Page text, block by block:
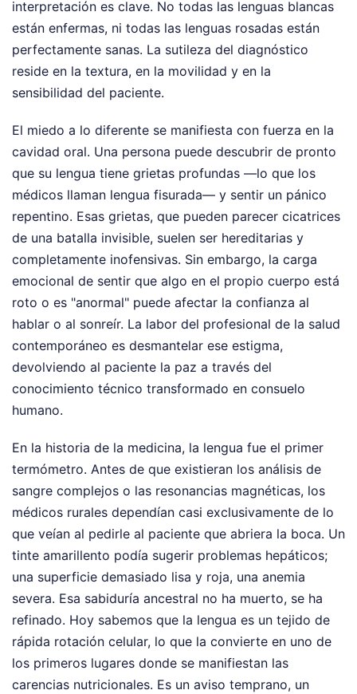
interpretación es clave. No todas las lenguas blancas
están enfermas, ni todas las lenguas rosadas están
perfectamente sanas. La sutileza del diagnóstico
reside en la textura, en la movilidad y en la
sensibilidad del paciente.
El miedo a lo diferente se manifiesta con fuerza en la
cavidad oral. Una persona puede descubrir de pronto
que su lengua tiene grietas profundas —lo que los
médicos llaman lengua fisurada— y sentir un pánico
repentino. Esas grietas, que pueden parecer cicatrices
de una batalla invisible, suelen ser hereditarias y
completamente inofensivas. Sin embargo, la carga
emocional de sentir que algo en el propio cuerpo está
roto o es "anormal" puede afectar la confianza al
hablar o al sonreír. La labor del profesional de la salud
contemporáneo es desmantelar ese estigma,
devolviendo al paciente la paz a través del
conocimiento técnico transformado en consuelo
humano.
En la historia de la medicina, la lengua fue el primer
termómetro. Antes de que existieran los análisis de
sangre complejos o las resonancias magnéticas, los
médicos rurales dependían casi exclusivamente de lo
que veían al pedirle al paciente que abriera la boca. Un
tinte amarillento podía sugerir problemas hepáticos;
una superficie demasiado lisa y roja, una anemia
severa. Esa sabiduría ancestral no ha muerto, se ha
refinado. Hoy sabemos que la lengua es un tejido de
rápida rotación celular, lo que la convierte en uno de
los primeros lugares donde se manifiestan las
carencias nutricionales. Es un aviso temprano, un